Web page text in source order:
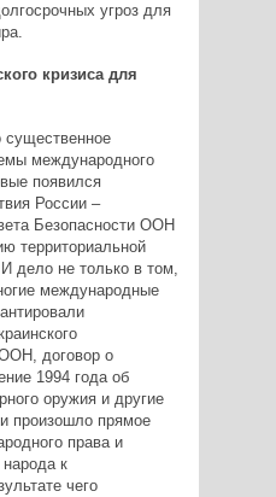
угроз для
кризиса для
международного
появился
России –
Безопасности ООН
территориальной
дело не только в том,
международные
договор о
1994 года об
оружия и другие
произошло прямое
права и
к
чего